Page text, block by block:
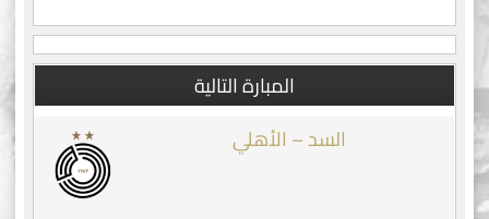
المبارة التالية
السد – الأهلي